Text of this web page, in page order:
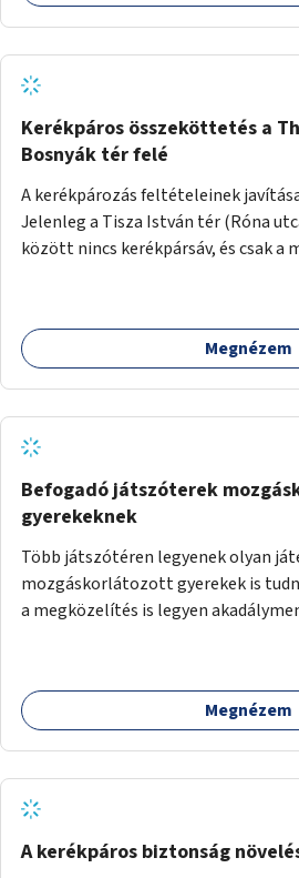
Kerékpáros összeköttetés a
Bosnyák tér felé
A kerékpározás feltételeinek
Jelenleg a Tisza István tér (Róna
között nincs kerékpársáv, és csak a
Megnézem
Befogadó játszóterek
gyerekeknek
Több játszótéren legyenek olyan
mozgáskorlátozott gyerekek is
a megközelítés is legyen
Megnézem
A kerékpáros biztonság